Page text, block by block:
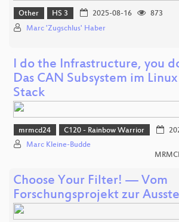
Other HS 3 2025-08-16
873
Marc 'Zugschlus' Haber
I do the Infrastructure, you
Das CAN Subsystem im
Stack
mrmcd24 C120 - Rainbow Warrior
Marc Kleine-Budde
Choose Your Filter! — Vom
Forschungsprojekt zur